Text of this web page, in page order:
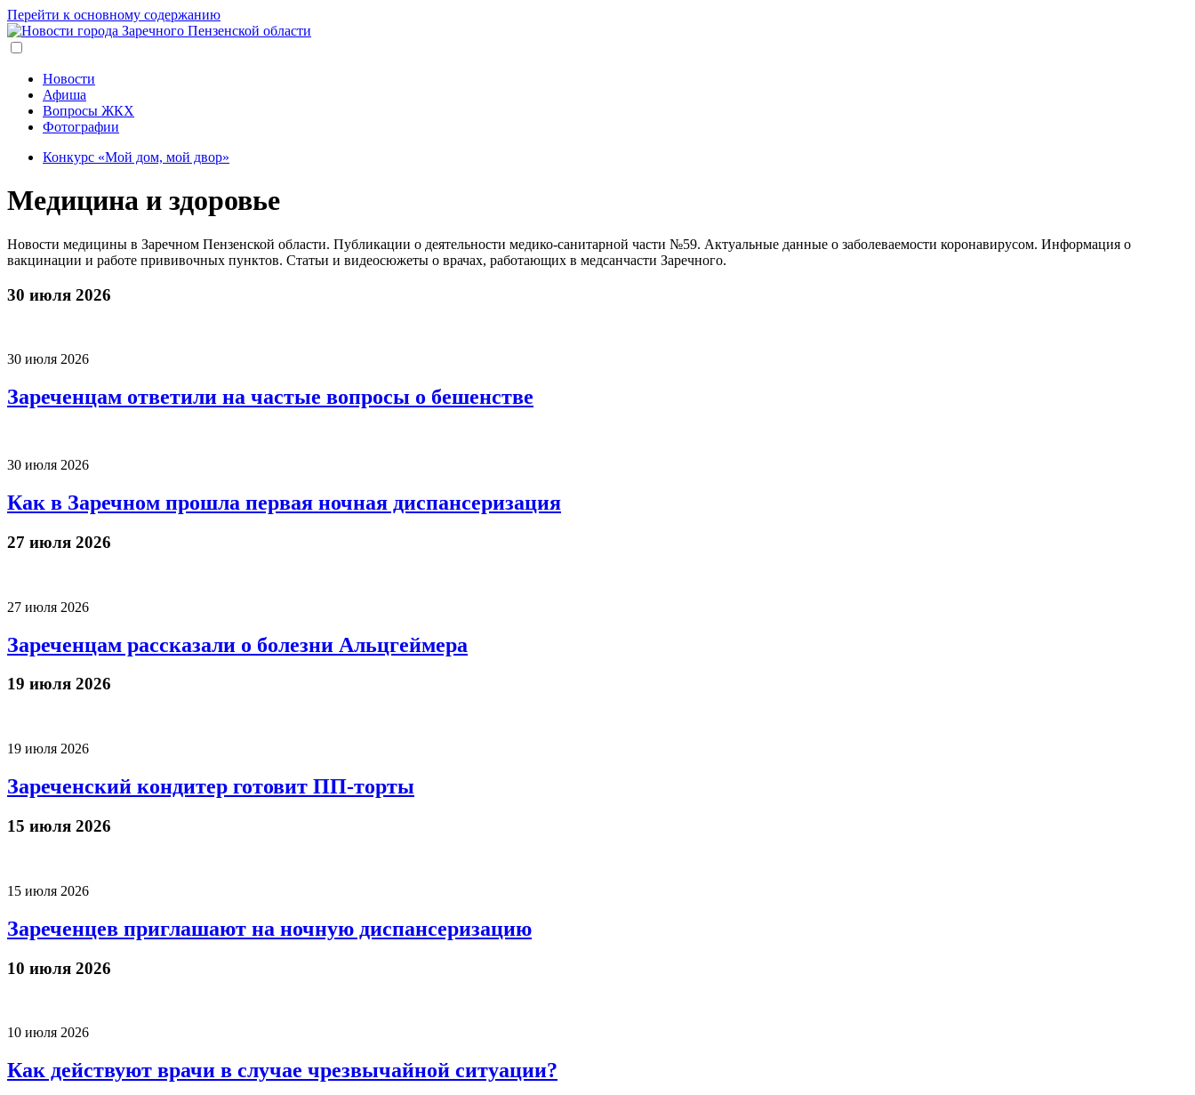
Перейти к основному содержанию
Новости
Афиша
Вопросы ЖКХ
Фотографии
Конкурс «Мой дом, мой двор»
Медицина и здоровье
Новости медицины в Заречном Пензенской области. Публикации о деятельности медико-санитарной части №59. Актуальные данные о заболеваемости коронавирусом. Информация о
вакцинации и работе прививочных пунктов. Статьи и видеосюжеты о врачах, работающих в медсанчасти Заречного.
30 июля 2026
30 июля 2026
Зареченцам ответили на частые вопросы о бешенстве
30 июля 2026
Как в Заречном прошла первая ночная диспансеризация
27 июля 2026
27 июля 2026
Зареченцам рассказали о болезни Альцгеймера
19 июля 2026
19 июля 2026
Зареченский кондитер готовит ПП-торты
15 июля 2026
15 июля 2026
Зареченцев приглашают на ночную диспансеризацию
10 июля 2026
10 июля 2026
Как действуют врачи в случае чрезвычайной ситуации?